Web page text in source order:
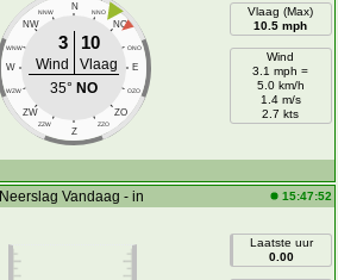
N
NNW NNO
NW NO
WNW ONO
W E
WZW OZO
ZW ZO
ZZW ZZO
Z
3 10
Wind
Vlaag
35° NO
Vlaag (Max)
10.5 mph
Wind
3.1 mph =
5.0 km/h
1.4 m/s
2.7 kts
Neerslag Vandaag - in 15:47:52
Laatste uur
0.00